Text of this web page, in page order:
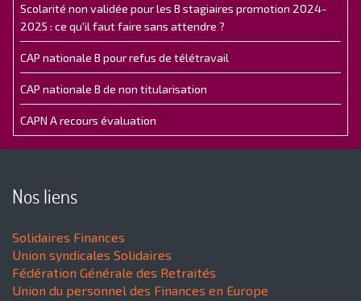
Scolarité non validée pour les B stagiaires promotion 2024-
2025 : ce qu'il faut faire sans attendre ?
CAP nationale B pour refus de télétravail
CAP nationale B de non titularisation
CAPN A recours évaluation
Nos liens
Solidaires Finances
Union syndicales Solidaires
Fédération Générale des Retraités
Union du personnel des Finances en Europe